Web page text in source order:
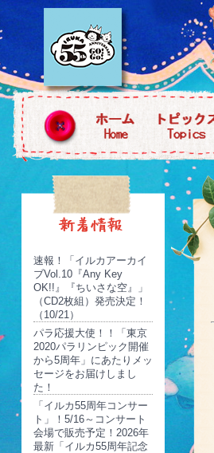
速報！「イルカアーカイ
ブVol.10『Any Key
OK!!』『ちいさな空』」
（CD2枚組）発売決定！
（10/21）
パラ応援大使！！「東京
2020パラリンピック開催
から5周年」にあたりメッ
セージをお届けしまし
た！
「イルカ55周年コンサー
ト」！5/16～コンサート
会場で販売予定！2026年
最新「イルカ55周年記念